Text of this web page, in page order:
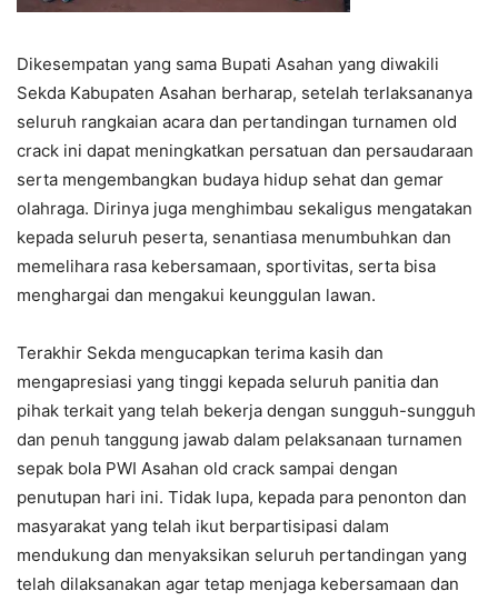
Dikesempatan yang sama Bupati Asahan yang diwakili
Sekda Kabupaten Asahan berharap, setelah terlaksananya
seluruh rangkaian acara dan pertandingan turnamen old
crack ini dapat meningkatkan persatuan dan persaudaraan
serta mengembangkan budaya hidup sehat dan gemar
olahraga. Dirinya juga menghimbau sekaligus mengatakan
kepada seluruh peserta, senantiasa menumbuhkan dan
memelihara rasa kebersamaan, sportivitas, serta bisa
menghargai dan mengakui keunggulan lawan.
Terakhir Sekda mengucapkan terima kasih dan
mengapresiasi yang tinggi kepada seluruh panitia dan
pihak terkait yang telah bekerja dengan sungguh-sungguh
dan penuh tanggung jawab dalam pelaksanaan turnamen
sepak bola PWI Asahan old crack sampai dengan
penutupan hari ini. Tidak lupa, kepada para penonton dan
masyarakat yang telah ikut berpartisipasi dalam
mendukung dan menyaksikan seluruh pertandingan yang
telah dilaksanakan agar tetap menjaga kebersamaan dan